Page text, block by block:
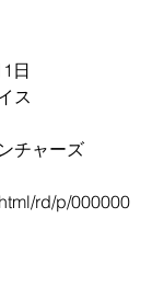
日
ス
チャーズ
rd/p/000000